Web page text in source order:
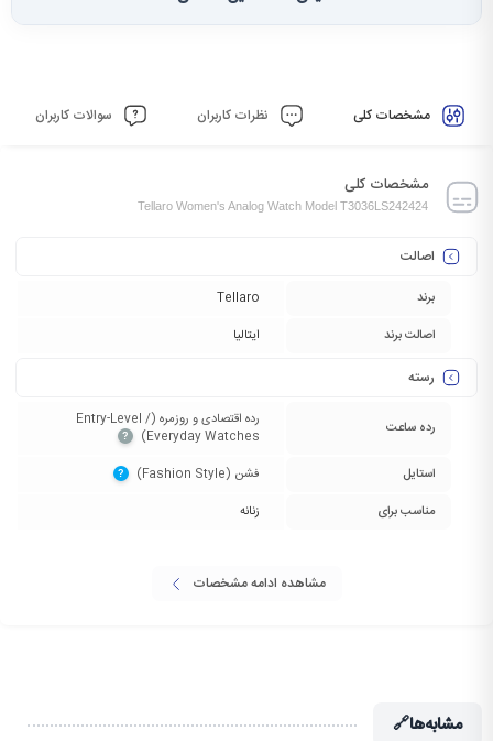
مشخصات کلی نظرات کاربران سوالات کاربران
مشخصات کلی
Tellaro Women's Analog Watch Model T3036LS242424
اصالت
برند
Tellaro
اصالت برند
ایتالیا
رسته
رده ساعت
رده اقتصادی و روزمره (Entry-Level /
Everyday Watches)‏
?
استایل فشن (Fashion Style)‏ ?
مناسب برای زنانه
مشاهده ادامه مشخصات
مشابه‌ها🔗